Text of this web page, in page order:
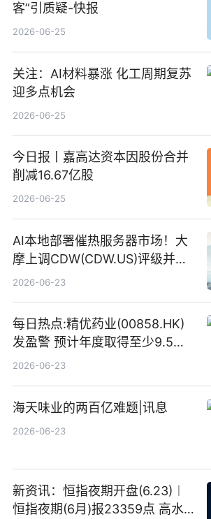
客”引质疑-快报
2026-06-25
关注：AI材料暴涨 化工周期复苏
迎多点机会
2026-06-25
今日报丨嘉高达资本因股份合并
削减16.67亿股
2026-06-25
AI本地部署催热服务器市场！大
摩上调CDW(CDW.US)评级并看
高IBM(IBM.US)戴尔(DELL.US)
2026-06-23
每日热点:精优药业(00858.HK)
发盈警 预计年度取得至少9.5亿
港元的亏损 同比盈转亏
2026-06-23
海天味业的两百亿难题|讯息
2026-06-23
新资讯：恒指夜期开盘(6.23)︱
恒指夜期(6月)报23359点 高水